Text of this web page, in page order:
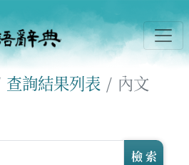
查詢結果列表 內文
檢 索